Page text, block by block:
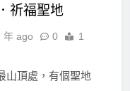
祈福聖地
年 ago 0
1
山頂處，有個聖地